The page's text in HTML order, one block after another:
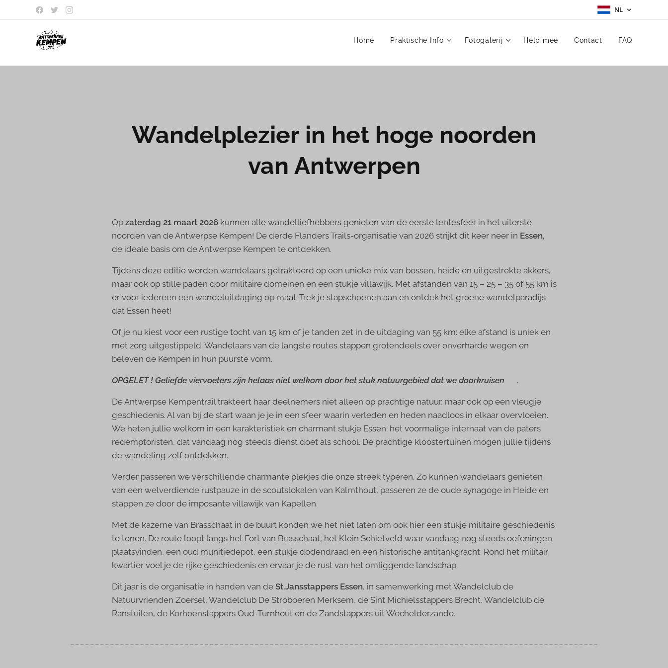
NL
Home Praktische Info Fotogalerij Help mee Contact FAQ
Wandelplezier in het hoge noorden
van Antwerpen
Op zaterdag 21 maart 2026kunnen alle wandelliefhebbers genieten van de eerste lentesfeer in het uiterste
noorden van de Antwerpse Kempen! De derde Flanders Trails-organisatie van 2026 strijkt dit keer neer in Essen,
de ideale basis om de Antwerpse Kempen te ontdekken.
Tijdens deze editie worden wandelaars getrakteerd op een unieke mix van bossen, heide en uitgestrekte akkers,
maar ook op stille paden door militaire domeinen en een stukje villawijk. Met afstanden van 15 – 25 – 35 of 55 km is
er voor iedereen een wandeluitdaging op maat. Trek je stapschoenen aan en ontdek het groene wandelparadijs
dat Essen heet!
Of je nu kiest voor een rustige tocht van 15 km of je tanden zet in de uitdaging van 55 km: elke afstand is uniek en
met zorg uitgestippeld. Wandelaars van de langste routes stappen grotendeels over onverharde wegen en
beleven de Kempen in hun puurste vorm.
OPGELET ! Geliefde viervoeters zijn helaas niet welkom door het stuk natuurgebied dat we doorkruisen 😔.
De Antwerpse Kempentrail trakteert haar deelnemers niet alleen op prachtige natuur, maar ook op een vleugje
geschiedenis. Al van bij de start waan je je in een sfeer waarin verleden en heden naadloos in elkaar overvloeien.
We heten jullie welkom in een karakteristiek en charmant stukje Essen: het voormalige internaat van de paters
redemptoristen, dat vandaag nog steeds dienst doet als school. De prachtige kloostertuinen mogen jullie tijdens
de wandeling zelf ontdekken.
Verder passeren we verschillende charmante plekjes die onze streek typeren. Zo kunnen wandelaars genieten
van een welverdiende rustpauze in de scoutslokalen van Kalmthout, passeren ze de oude synagoge in Heide en
stappen ze door de imposante villawijk van Kapellen.
Met de kazerne van Brasschaat in de buurt konden we het niet laten om ook hier een stukje militaire geschiedenis
te tonen. De route loopt langs het Fort van Brasschaat, het Klein Schietveld waar vandaag nog steeds oefeningen
plaatsvinden, een oud munitiedepot, een stukje dodendraad en een historische antitankgracht. Rond het militair
kwartier voel je de rijke geschiedenis en ervaar je de rust van het omliggende landschap.
Dit jaar is de organisatie in handen van de St.Jansstappers Essen, in samenwerking met Wandelclub de
Natuurvrienden Zoersel, Wandelclub De Stroboeren Merksem, de Sint Michielsstappers Brecht, Wandelclub de
Ranstuilen, de Korhoenstappers Oud-Turnhout en de Zandstappers uit Wechelderzande.